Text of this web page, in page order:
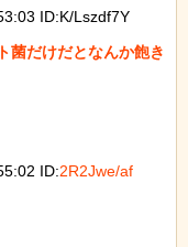
ID:K/Lszdf7Y
菌だけだとなんか飽き
ID:2R2Jwe/af